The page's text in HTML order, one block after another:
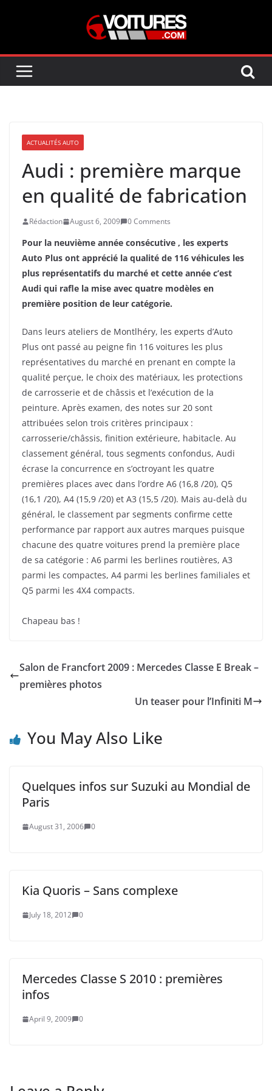
ACTUALITÉS AUTO
Audi : première marque
en qualité de fabrication
Rédaction August 6, 2009 0 Comments
Pour la neuvième année consécutive , les experts
Auto Plus ont apprécié la qualité de 116 véhicules les
plus représentatifs du marché et cette année c’est
Audi qui rafle la mise avec quatre modèles en
première position de leur catégorie.
Dans leurs ateliers de Montlhéry, les experts d’Auto
Plus ont passé au peigne fin 116 voitures les plus
représentatives du marché en prenant en compte la
qualité perçue, le choix des matériaux, les protections
de carrosserie et de châssis et l’exécution de la
peinture. Après examen, des notes sur 20 sont
attribuées selon trois critères principaux :
carrosserie/châssis, finition extérieure, habitacle. Au
classement général, tous segments confondus, Audi
écrase la concurrence en s’octroyant les quatre
premières places avec dans l’ordre A6 (16,8 /20), Q5
(16,1 /20), A4 (15,9 /20) et A3 (15,5 /20). Mais au-delà du
général, le classement par segments confirme cette
performance par rapport aux autres marques puisque
chacune des quatre voitures prend la première place
de sa catégorie : A6 parmi les berlines routières, A3
parmi les compactes, A4 parmi les berlines familiales et
Q5 parmi les 4X4 compacts.
Chapeau bas !
Salon de Francfort 2009 : Mercedes Classe E Break –
premières photos
Un teaser pour l’Infiniti M
You May Also Like
Quelques infos sur Suzuki au Mondial de
Paris
August 31, 2006 0
Kia Quoris – Sans complexe
July 18, 2012 0
Mercedes Classe S 2010 : premières
infos
April 9, 2009 0